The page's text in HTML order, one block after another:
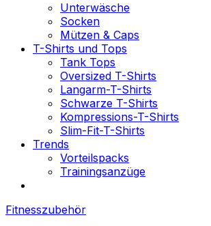
Unterwäsche
Socken
Mützen & Caps
T-Shirts und Tops
Tank Tops
Oversized T-Shirts
Langarm-T-Shirts
Schwarze T-Shirts
Kompressions-T-Shirts
Slim-Fit-T-Shirts
Trends
Vorteilspacks
Trainingsanzüge
Fitnesszubehör